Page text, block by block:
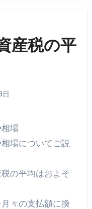
産税の平
相場
場についてご説
の平均はおよそ
々の支払額に換